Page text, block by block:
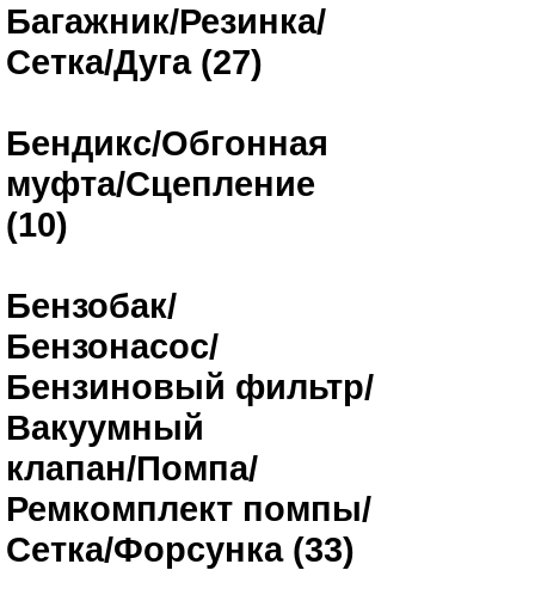
Багажник/Резинка/
Сетка/Дуга (27)
Бендикс/Обгонная
муфта/Сцепление
(10)
Бензобак/
Бензонасос/
Бензиновый фильтр/
Вакуумный
клапан/Помпа/
Ремкомплект помпы/
Сетка/Форсунка (33)